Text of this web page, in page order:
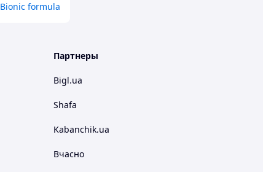
Bionic formula
Партнеры
Bigl.ua
Shafa
Kabanchik.ua
Вчасно